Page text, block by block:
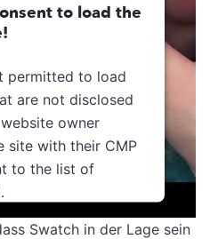
to load the
permitted to load
are not disclosed
owner
site with their CMP
to the list of
Consent
Swatch in der Lage sein